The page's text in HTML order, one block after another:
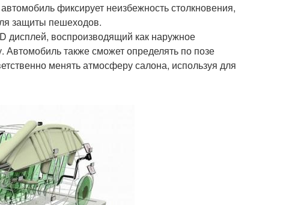
фиксирует неизбежность столкновения,
защиты пешеходов.
дисплей, воспроизводящий как наружное
также сможет определять по позе
менять атмосферу салона, используя для